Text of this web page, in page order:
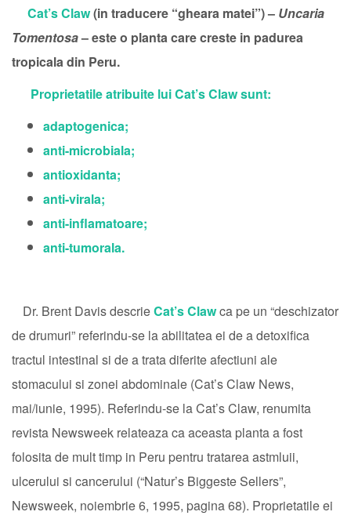
Cat’s Claw(in traducere “gheara matei”) – Uncaria
Tomentosa– este o planta care creste in padurea
tropicala din Peru.
Proprietatile atribuite lui Cat’s Claw sunt:
adaptogenica;
anti-microbiala;
antioxidanta;
anti-virala;
anti-inflamatoare;
anti-tumorala.
Dr. Brent Davis descrieCat’s Clawca pe un “deschizator
de drumuri” referindu-se la abilitatea ei de a detoxifica
tractul intestinal si de a trata diferite afectiuni ale
stomacului si zonei abdominale (Cat’s Claw News,
mai/iunie, 1995). Referindu-se la Cat’s Claw, renumita
revista Newsweek relateaza ca aceasta planta a fost
folosita de mult timp in Peru pentru tratarea astmluii,
ulcerului si cancerului (“Natur’s Biggeste Sellers”,
Newsweek, noiembrie 6, 1995, pagina 68). Proprietatile ei